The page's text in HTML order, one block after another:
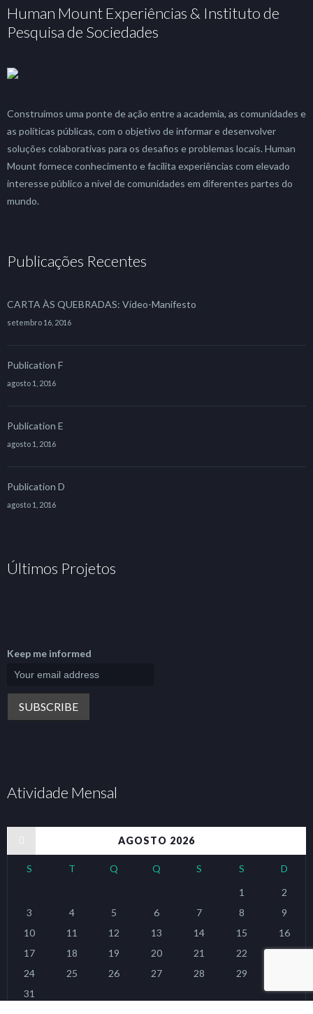
Human Mount Experiências & Instituto de
Pesquisa de Sociedades
Construímos uma ponte de ação entre a academia, as comunidades e
as políticas públicas, com o objetivo de informar e desenvolver
soluções colaborativas para os desafios e problemas locais. Human
Mount fornece conhecimento e facilita experiências com elevado
interesse público a nível de comunidades em diferentes partes do
mundo.
Publicações Recentes
CARTA ÀS QUEBRADAS: Vídeo-Manifesto
setembro 16, 2016
Publication F
agosto 1, 2016
Publication E
agosto 1, 2016
Publication D
agosto 1, 2016
Últimos Projetos
Keep me informed
Atividade Mensal
AGOSTO 2026
S T Q Q S S D
1
2
3
4 5 6 7 8
9
10
11 12 13 14 15
16
17
18 19 20 21 22
23
24
25 26 27 28 29
31